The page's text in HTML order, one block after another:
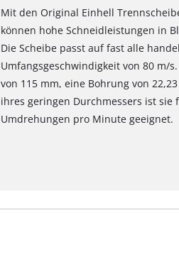
Mit den Original Einhell
können hohe Schneidleistungen in
Die Scheibe passt auf fast alle
Umfangsgeschwindigkeit von 80 m/
von 115 mm, eine Bohrung von
ihres geringen Durchmessers ist sie
Umdrehungen pro Minute geeignet.